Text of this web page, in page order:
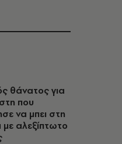
θάνατος για
που
να μπει στη
αλεξίπτωτο